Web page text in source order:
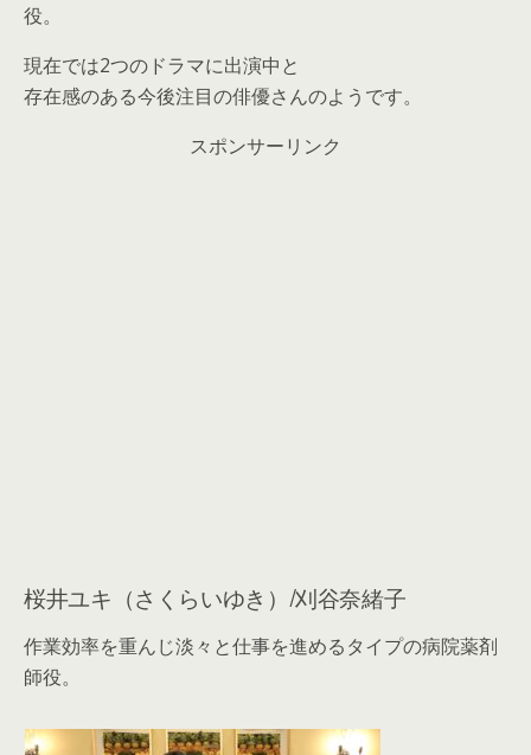
役。
現在では2つのドラマに出演中と
存在感のある今後注目の俳優さんのようです。
スポンサーリンク
桜井ユキ（さくらいゆき）/刈谷奈緒子
作業効率を重んじ淡々と仕事を進めるタイプの病院薬剤
師役。